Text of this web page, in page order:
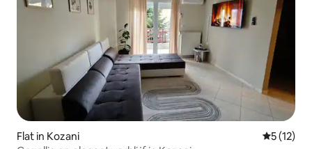
Flat in Kozani
5 (12)